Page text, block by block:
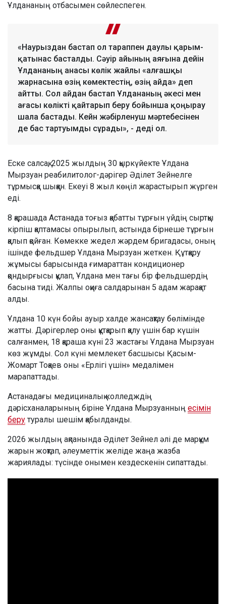
Ұлдананың отбасымен сөйлеспеген.
«Наурыздан бастап ол тараппен даулы қарым-
қатынас басталды. Сәуір айының аяғына дейін
Ұлдананың анасы көлік жайлы «алғашқы
жарнасына өзің көмектестің, өзің айда» деп
айтты. Сол айдан бастап Ұлдананың әкесі мен
ағасы көлікті қайтарып беру бойынша қоңырау
шала бастады. Кейн жәбірленуш мәртебесінен
де бас тартуымды сұрады», - деді ол.
Еске салсақ, 2025 жылдың 30 қыркүйекте Ұлдана
Мырзуан реабилитолог-дәрігер Әділет Зейнелге
тұрмысқа шыққан. Екеуі 8 жыл көңіл жарастырып жүрген
еді.
8 қарашада Астанада тоғыз қабатты тұрғын үйдің сыртқы
кірпіш қаптамасы опырылып, астында бірнеше тұрғын
қалып қойған. Көмекке жедел жәрдем бригадасы, оның
ішінде фельдшер Ұлдана Мырзуан жеткен. Құтқару
жұмысы барысында ғимараттан кондиционер
қондырғысы құлап, Ұлдана мен тағы бір фельдшердің
басына тиді. Жалпы оқиға салдарынан 5 адам жарақат
алды.
Ұлдана 10 күн бойы ауыр халде жансақтау бөлімінде
жатты. Дәрігерлер оны құтқарып қалу үшін бар күшін
салғанмен, 18 қараша күні 23 жастағы Ұлдана Мырзуан
көз жұмды. Сол күні мемлекет басшысы Қасым-
Жомарт Тоқаев оны «Ерлігі үшін» медалімен
марапаттады.
Астанадағы медициналық колледждің
дәрісханаларының біріне Ұлдана Мырзуанның есімін
беру туралы шешім қабылданды.
2026 жылдың ақпанында Әділет Зейнел әлі де марқұм
жарын жоқтап, әлеуметтік желіде жаңа жазба
жариялады: түсінде онымен кездескенін сипаттады.